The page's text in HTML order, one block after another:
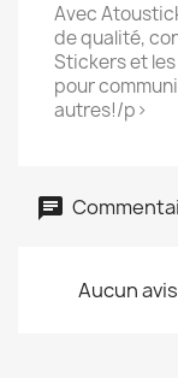
Avec
de qualité,
Stickers et
pour
autres!/p>
Aucun